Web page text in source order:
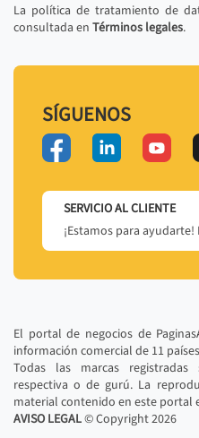
La política de tratamiento de
consultada en Términos legales.
SÍGUENOS
SERVICIO AL CLIENTE
¡Estamos para ayudarte!
El portal de negocios de
información comercial de 11
Todas las marcas
respectiva o de gurú. La
material contenido en este portal
AVISO LEGAL© Copyright2026